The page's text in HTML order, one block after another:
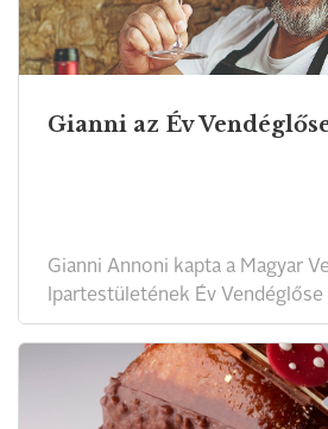
Gianni az Év
Gianni Annoni kapta a Magyar
Ipartestületének Év Vendéglőse